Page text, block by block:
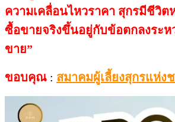
ความเคลื่อนไหวราคา สุกรมีชีวิต
ซื้อขายจริงขึ้นอยู่กับข้อตกลงระห
ขาย”
ขอบคุณ : สมาคมผู้เลี้ยงสุกรแห่ง